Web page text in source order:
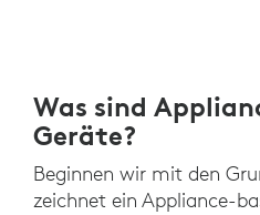
Was sind
Geräte?
Beginnen wir mit den
zeichnet ein Appliance-